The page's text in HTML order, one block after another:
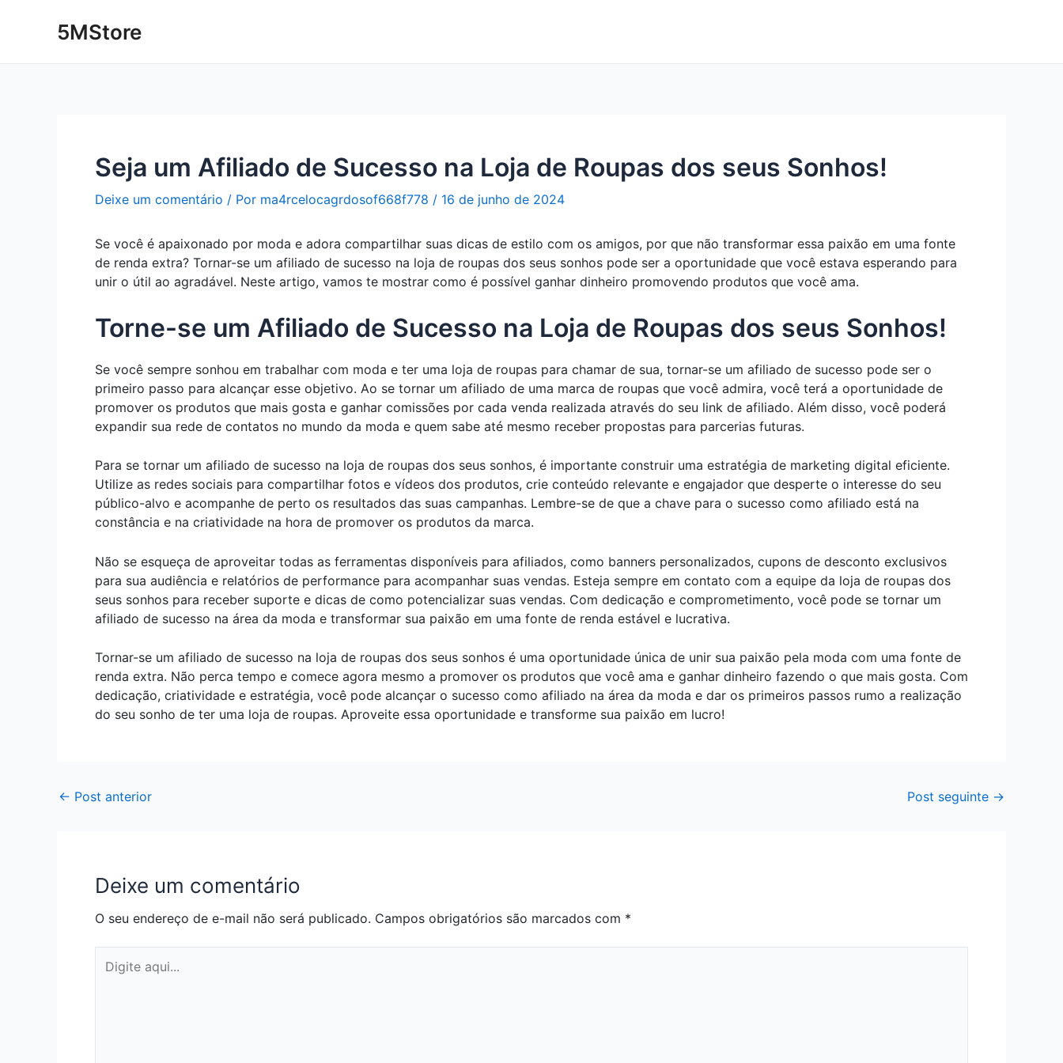
5MStore
Seja um Afiliado de Sucesso na Loja de Roupas dos seus Sonhos!
Deixe um comentário / Por ma4rcelocagrdosof668f778 / 16 de junho de 2024
Se você é apaixonado por moda e adora compartilhar suas dicas de estilo com os amigos, por que não transformar essa paixão em uma fonte
de renda extra? Tornar-se um afiliado de sucesso na loja de roupas dos seus sonhos pode ser a oportunidade que você estava esperando para
unir o útil ao agradável. Neste artigo, vamos te mostrar como é possível ganhar dinheiro promovendo produtos que você ama.
Torne-se um Afiliado de Sucesso na Loja de Roupas dos seus Sonhos!
Se você sempre sonhou em trabalhar com moda e ter uma loja de roupas para chamar de sua, tornar-se um afiliado de sucesso pode ser o
primeiro passo para alcançar esse objetivo. Ao se tornar um afiliado de uma marca de roupas que você admira, você terá a oportunidade de
promover os produtos que mais gosta e ganhar comissões por cada venda realizada através do seu link de afiliado. Além disso, você poderá
expandir sua rede de contatos no mundo da moda e quem sabe até mesmo receber propostas para parcerias futuras.
Para se tornar um afiliado de sucesso na loja de roupas dos seus sonhos, é importante construir uma estratégia de marketing digital eficiente.
Utilize as redes sociais para compartilhar fotos e vídeos dos produtos, crie conteúdo relevante e engajador que desperte o interesse do seu
público-alvo e acompanhe de perto os resultados das suas campanhas. Lembre-se de que a chave para o sucesso como afiliado está na
constância e na criatividade na hora de promover os produtos da marca.
Não se esqueça de aproveitar todas as ferramentas disponíveis para afiliados, como banners personalizados, cupons de desconto exclusivos
para sua audiência e relatórios de performance para acompanhar suas vendas. Esteja sempre em contato com a equipe da loja de roupas dos
seus sonhos para receber suporte e dicas de como potencializar suas vendas. Com dedicação e comprometimento, você pode se tornar um
afiliado de sucesso na área da moda e transformar sua paixão em uma fonte de renda estável e lucrativa.
Tornar-se um afiliado de sucesso na loja de roupas dos seus sonhos é uma oportunidade única de unir sua paixão pela moda com uma fonte de
renda extra. Não perca tempo e comece agora mesmo a promover os produtos que você ama e ganhar dinheiro fazendo o que mais gosta. Com
dedicação, criatividade e estratégia, você pode alcançar o sucesso como afiliado na área da moda e dar os primeiros passos rumo a realização
do seu sonho de ter uma loja de roupas. Aproveite essa oportunidade e transforme sua paixão em lucro!
navigation
← Post anterior Post seguinte →
Deixe um comentário
O seu endereço de e-mail não será publicado. Campos obrigatórios são marcados com *
aqui...